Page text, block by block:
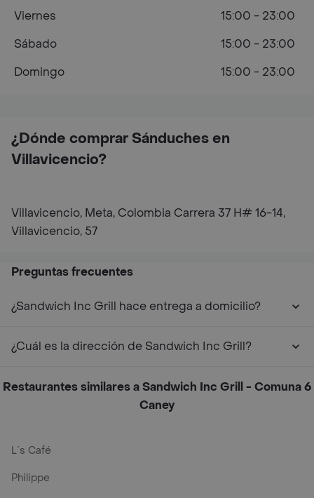
¿Dónde comprar Sánduches en
Villavicencio?
Villavicencio, Meta, Colombia Carrera 37 H# 16-14,
Villavicencio, 57
Viernes
15:00 - 23:00
Sábado
15:00 - 23:00
Domingo
15:00 - 23:00
Preguntas frecuentes
¿Sandwich Inc Grill hace entrega a domicilio?
¿Cuál es la dirección de Sandwich Inc Grill?
Restaurantes similares a Sandwich Inc Grill - Comuna 6
Caney
L´s Café
Philippe